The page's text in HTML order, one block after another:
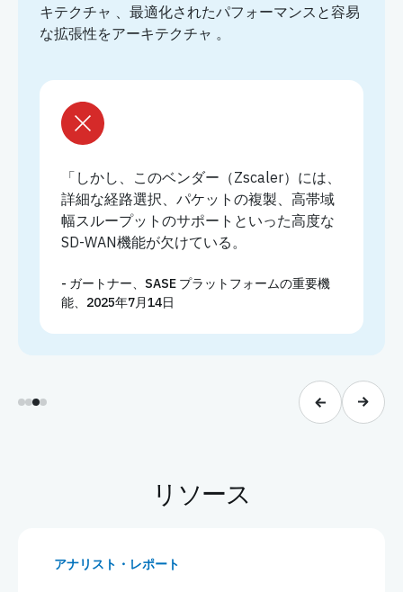
キテクチャ 、最適化されたパフォーマンスと容易
な拡張性をアーキテクチャ 。
「しかし、このベンダー（Zscaler）には、
詳細な経路選択、パケットの複製、高帯域
幅スループットのサポートといった高度な
SD-WAN機能が欠けている。
- ガートナー、SASE プラットフォームの重要機
能、2025年7月14日
リソース
アナリスト・レポート